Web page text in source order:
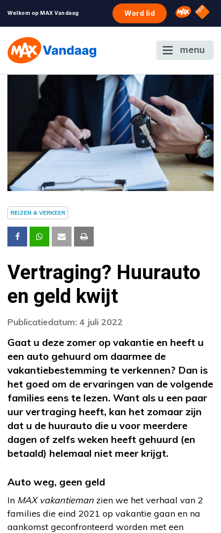
Welkom op MAX Vandaag Word lid Omroep
NPO
menu
REIZEN & VERKEER
Vertraging? Huurauto
en geld kwijt
Publicatiedatum: 4 juli 2022
Gaat u deze zomer op vakantie en heeft u
een auto gehuurd om daarmee de
vakantiebestemming te verkennen? Dan is
het goed om de ervaringen van de volgende
families eens te lezen. Want als u een paar
uur vertraging heeft, kan het zomaar zijn
dat u de huurauto die u voor meerdere
dagen of zelfs weken heeft gehuurd (en
betaald) helemaal niet meer krijgt.
Auto weg, geen geld
In MAX vakantieman zien we het verhaal van 2
families die eind 2021 op vakantie gaan en na
aankomst geconfronteerd worden met een